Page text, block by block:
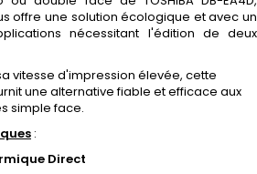
offre une solution écologique et avec un
nécessitant l'édition de deux
vitesse d'impression élevée, cette
une alternative fiable et efficace aux
simple face.
:
Direct